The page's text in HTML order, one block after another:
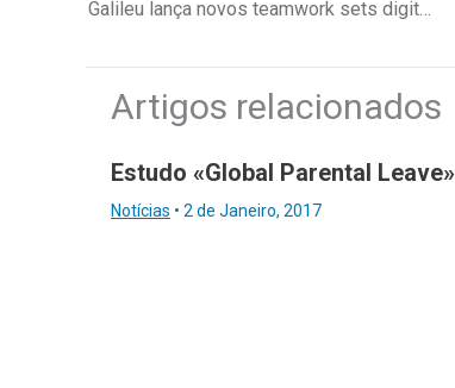
Artigos relacionados
Estudo «Global Parental Leave»
Notícias • 2 de Janeiro, 2017